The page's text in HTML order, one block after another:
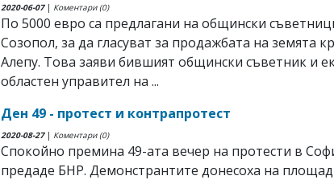
2020-06-07| Коментари (0)
По 5000 евро са предлагани на общински
Созопол, за да гласуват за продажбата на земята
Алепу. Това заяви бившият общински съветник и
областен управител на ...
Ден 49 - протест и контрапротест
2020-08-27| Коментари (0)
Спокойно премина 49-ата вечер на протести в
предаде БНР. Демонстрантите донесоха на площад